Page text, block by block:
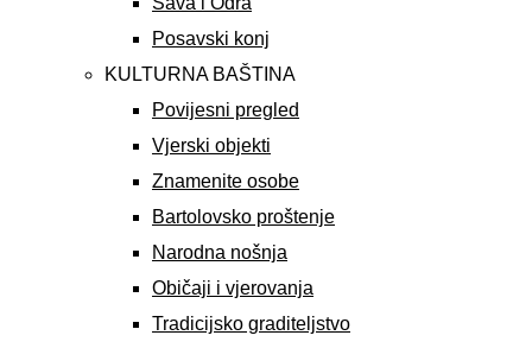
Posavski konj
KULTURNA BAŠTINA
Povijesni pregled
Vjerski objekti
Znamenite osobe
Bartolovsko proštenje
Narodna nošnja
Običaji i vjerovanja
Tradicijsko graditeljstvo